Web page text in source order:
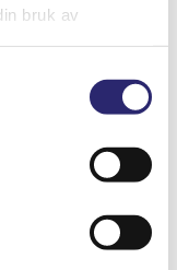
bruk av